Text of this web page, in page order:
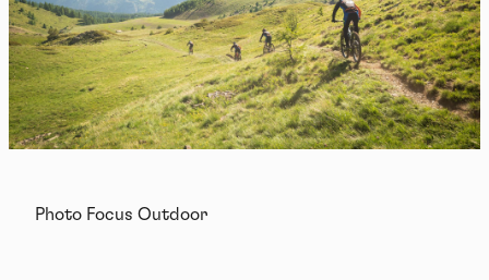
Photo Focus Outdoor